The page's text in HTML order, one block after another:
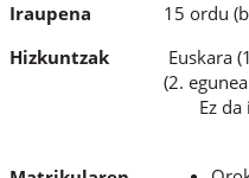
Iraupena
15 ordu
Hizkuntzak
Euskara
(2.
Ez